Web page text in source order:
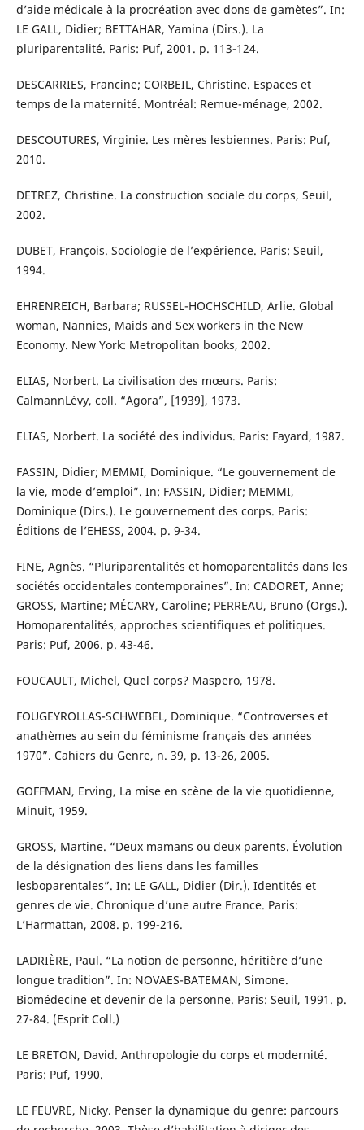
d’aide médicale à la procréation avec dons de gamètes”. In:
LE GALL, Didier; BETTAHAR, Yamina (Dirs.). La
pluriparentalité. Paris: Puf, 2001. p. 113-124.
DESCARRIES, Francine; CORBEIL, Christine. Espaces et
temps de la maternité. Montréal: Remue-ménage, 2002.
DESCOUTURES, Virginie. Les mères lesbiennes. Paris: Puf,
2010.
DETREZ, Christine. La construction sociale du corps, Seuil,
2002.
DUBET, François. Sociologie de l’expérience. Paris: Seuil,
1994.
EHRENREICH, Barbara; RUSSEL-HOCHSCHILD, Arlie. Global
woman, Nannies, Maids and Sex workers in the New
Economy. New York: Metropolitan books, 2002.
ELIAS, Norbert. La civilisation des mœurs. Paris:
CalmannLévy, coll. “Agora”, [1939], 1973.
ELIAS, Norbert. La société des individus. Paris: Fayard, 1987.
FASSIN, Didier; MEMMI, Dominique. “Le gouvernement de
la vie, mode d’emploi”. In: FASSIN, Didier; MEMMI,
Dominique (Dirs.). Le gouvernement des corps. Paris:
Éditions de l’EHESS, 2004. p. 9-34.
FINE, Agnès. “Pluriparentalités et homoparentalités dans les
sociétés occidentales contemporaines”. In: CADORET, Anne;
GROSS, Martine; MÉCARY, Caroline; PERREAU, Bruno (Orgs.).
Homoparentalités, approches scientifiques et politiques.
Paris: Puf, 2006. p. 43-46.
FOUCAULT, Michel, Quel corps? Maspero, 1978.
FOUGEYROLLAS-SCHWEBEL, Dominique. “Controverses et
anathèmes au sein du féminisme français des années
1970”. Cahiers du Genre, n. 39, p. 13-26, 2005.
GOFFMAN, Erving, La mise en scène de la vie quotidienne,
Minuit, 1959.
GROSS, Martine. “Deux mamans ou deux parents. Évolution
de la désignation des liens dans les familles
lesboparentales”. In: LE GALL, Didier (Dir.). Identités et
genres de vie. Chronique d’une autre France. Paris:
L’Harmattan, 2008. p. 199-216.
LADRIÈRE, Paul. “La notion de personne, héritière d’une
longue tradition”. In: NOVAES-BATEMAN, Simone.
Biomédecine et devenir de la personne. Paris: Seuil, 1991. p.
27-84. (Esprit Coll.)
LE BRETON, David. Anthropologie du corps et modernité.
Paris: Puf, 1990.
LE FEUVRE, Nicky. Penser la dynamique du genre: parcours